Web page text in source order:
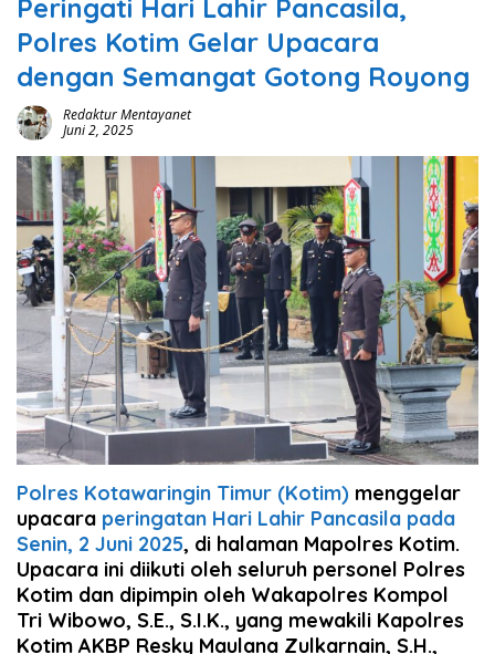
Peringati Hari Lahir Pancasila,
Polres Kotim Gelar Upacara
dengan Semangat Gotong Royong
Redaktur Mentayanet
Juni 2, 2025
Polres Kotawaringin Timur (Kotim) menggelar
upacara peringatan Hari Lahir Pancasila pada
Senin, 2 Juni 2025, di halaman Mapolres Kotim.
Upacara ini diikuti oleh seluruh personel Polres
Kotim dan dipimpin oleh Wakapolres Kompol
Tri Wibowo, S.E., S.I.K., yang mewakili Kapolres
Kotim AKBP Resky Maulana Zulkarnain, S.H.,